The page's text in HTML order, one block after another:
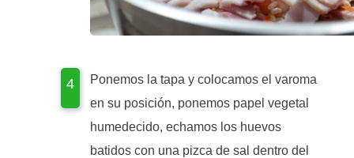
Ponemos la tapa y colocamos el varoma
en su posición, ponemos papel vegetal
humedecido, echamos los huevos
batidos con una pizca de sal dentro del